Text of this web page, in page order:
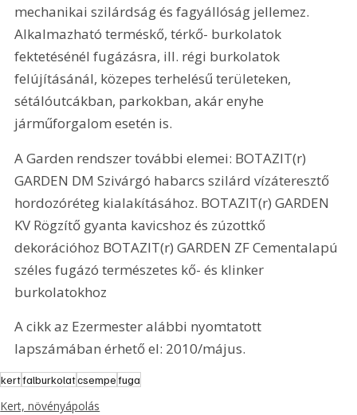
mechanikai szilárdság és fagyállóság jellemez.
Alkalmazható terméskő, térkő- burkolatok
fektetésénél fugázásra, ill. régi burkolatok
felújításánál, közepes terhelésű területeken,
sétálóutcákban, parkokban, akár enyhe
járműforgalom esetén is.
A Garden rendszer további elemei: BOTAZIT(r)
GARDEN DM Szivárgó habarcs szilárd vízáteresztő
hordozóréteg kialakításához. BOTAZIT(r) GARDEN
KV Rögzítő gyanta kavicshoz és zúzottkő
dekorációhoz BOTAZIT(r) GARDEN ZF Cementalapú
széles fugázó természetes kő- és klinker
burkolatokhoz
A cikk az Ezermester alábbi nyomtatott
lapszámában érhető el: 2010/május.
kertfalburkolatcsempefuga
Kert, növényápolás